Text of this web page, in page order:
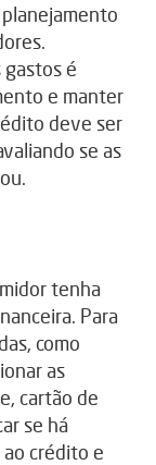
gastos é
e manter
deve ser
se as
tenha
Para
como
as
cartão de
se há
crédito e